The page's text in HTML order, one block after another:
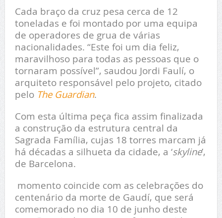
Cada braço da cruz pesa cerca de 12
toneladas e foi montado por uma equipa
de operadores de grua de várias
nacionalidades. “Este foi um dia feliz,
maravilhoso para todas as pessoas que o
tornaram possível”, saudou Jordi Faulí, o
arquiteto responsável pelo projeto, citado
pelo The Guardian.
Com esta última peça fica assim finalizada
a construção da estrutura central da
Sagrada Família, cujas 18 torres marcam já
há décadas a silhueta da cidade, a ‘skyline’,
de Barcelona.
momento coincide com as celebrações do
centenário da morte de Gaudí, que será
comemorado no dia 10 de junho deste